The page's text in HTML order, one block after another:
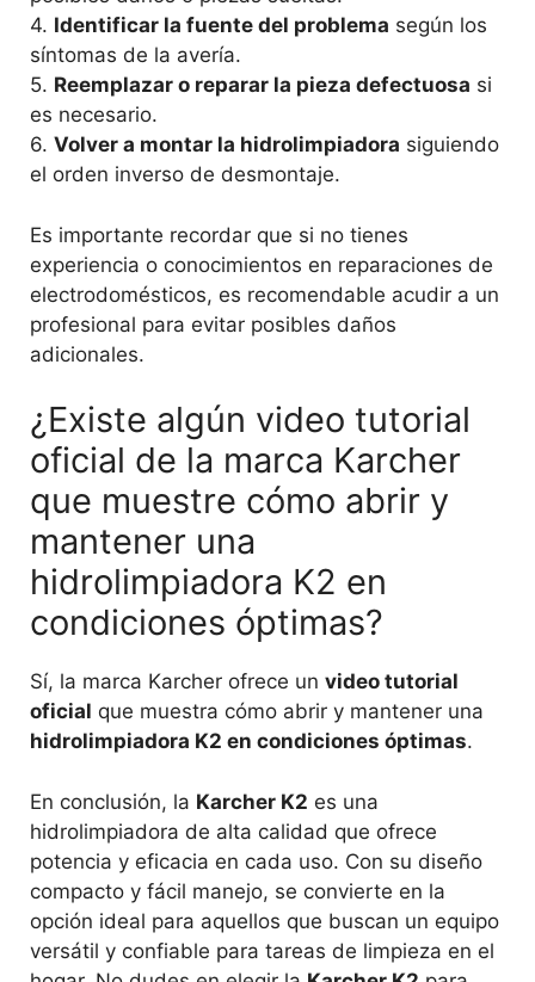
4. Identificar la fuente del problema según los
síntomas de la avería.
5. Reemplazar o reparar la pieza defectuosa si
es necesario.
6. Volver a montar la hidrolimpiadora siguiendo
el orden inverso de desmontaje.
Es importante recordar que si no tienes
experiencia o conocimientos en reparaciones de
electrodomésticos, es recomendable acudir a un
profesional para evitar posibles daños
adicionales.
¿Existe algún video tutorial
oficial de la marca Karcher
que muestre cómo abrir y
mantener una
hidrolimpiadora K2 en
condiciones óptimas?
Sí, la marca Karcher ofrece un video tutorial
oficial que muestra cómo abrir y mantener una
hidrolimpiadora K2 en condiciones óptimas.
En conclusión, la Karcher K2 es una
hidrolimpiadora de alta calidad que ofrece
potencia y eficacia en cada uso. Con su diseño
compacto y fácil manejo, se convierte en la
opción ideal para aquellos que buscan un equipo
versátil y confiable para tareas de limpieza en el